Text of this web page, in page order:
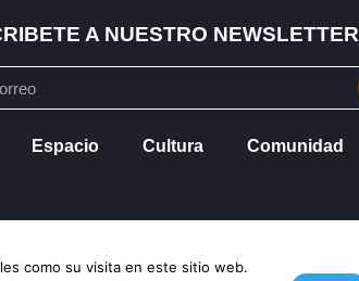
A NUESTRO NEWSLETTER
Espacio Cultura Comunidad
como su visita en este sitio web.